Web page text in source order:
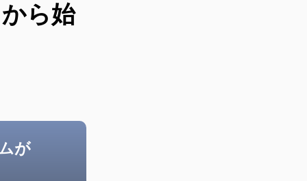
フォーラムとは
ら始
が